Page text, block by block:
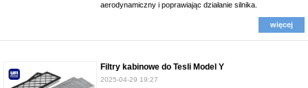
aerodynamiczny i poprawiając działanie silnika.
więcej
Filtry kabinowe do Tesli Model Y
2025-04-29 19:27